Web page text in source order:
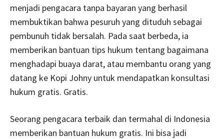
menjadi pengacara tanpa bayaran yang berhasil
membuktikan bahwa pesuruh yang dituduh sebagai
pembunuh tidak bersalah. Pada saat berbeda, ia
memberikan bantuan tips hukum tentang bagaimana
menghadapi buaya darat, atau membantu orang yang
datang ke Kopi Johny untuk mendapatkan konsultasi
hukum gratis. Gratis.
Seorang pengacara terbaik dan termahal di Indonesia
memberikan bantuan hukum gratis. Ini bisa jadi